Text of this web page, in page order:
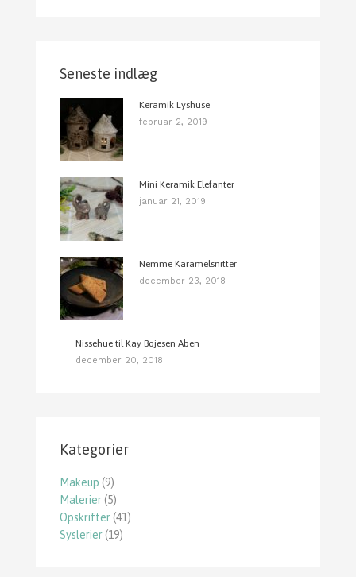
Seneste indlæg
Keramik Lyshuse
februar 2, 2019
Mini Keramik Elefanter
januar 21, 2019
Nemme Karamelsnitter
december 23, 2018
Nissehue til Kay Bojesen Aben
december 20, 2018
Kategorier
Makeup (9)
Malerier(5)
Opskrifter(41)
Syslerier(19)